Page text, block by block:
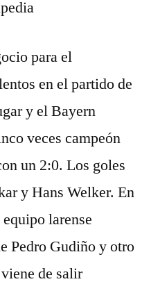
para el
en el partido de
y el Bayern
veces campeón
un 2:0. Los goles
y Hans Welker. En
larense
Pedro Gudiño y otro
de salir